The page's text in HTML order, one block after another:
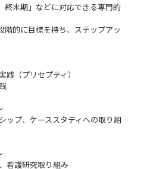
終末期」などに対応できる専門的
階的に目標を持ち、ステップアッ
（プリセプティ）
プ、ケーススタディへの取り組
看護研究取り組み